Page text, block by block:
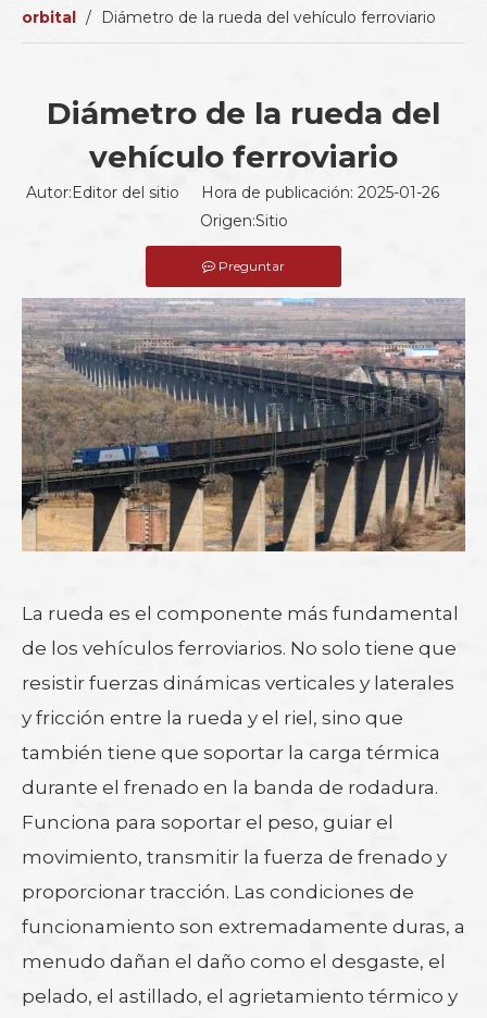
orbital / Diámetro de la rueda del vehículo ferroviario
Diámetro de la rueda del
vehículo ferroviario
Autor:Editor del sitio Hora de publicación: 2025-01-26
Origen:Sitio
Preguntar
La rueda es el componente más fundamental
de los vehículos ferroviarios. No solo tiene que
resistir fuerzas dinámicas verticales y laterales
y fricción entre la rueda y el riel, sino que
también tiene que soportar la carga térmica
durante el frenado en la banda de rodadura.
Funciona para soportar el peso, guiar el
movimiento, transmitir la fuerza de frenado y
proporcionar tracción. Las condiciones de
funcionamiento son extremadamente duras, a
menudo dañan el daño como el desgaste, el
pelado, el astillado, el agrietamiento térmico y